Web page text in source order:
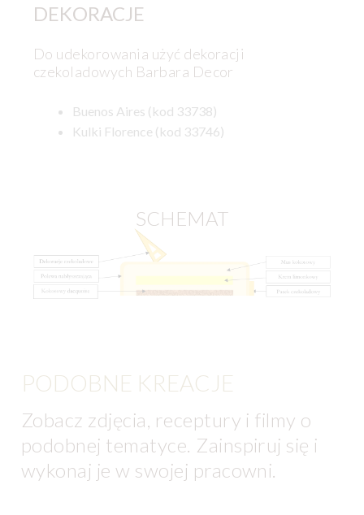
DEKORACJE
Do udekorowania użyć dekoracji
czekoladowych Barbara Decor
Buenos Aires (kod 33738)
Kulki Florence (kod 33746)
SCHEMAT
PODOBNE KREACJE
Zobacz zdjęcia, receptury i filmy o
podobnej tematyce. Zainspiruj się i
wykonaj je w swojej pracowni.